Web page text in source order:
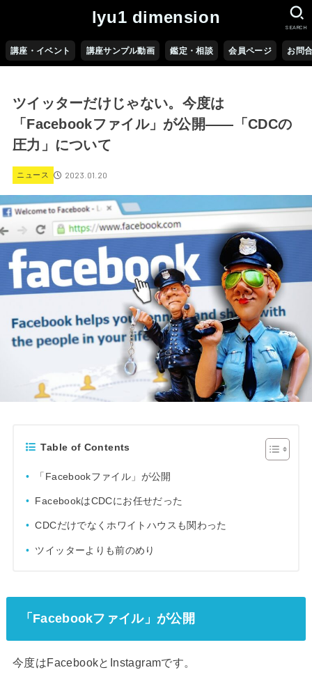
lyu1 dimension
講座・イベント 講座サンプル動画 鑑定・相談 会員ページ お問
SEARCH
ツイッターだけじゃない。今度は
「Facebookファイル」が公開――「CDCの
圧力」について
ニュース 2023.01.20
Table of Contents
「Facebookファイル」が公開
FacebookはCDCにお任せだった
CDCだけでなくホワイトハウスも関わった
ツイッターよりも前のめり
「Facebookファイル」が公開
今度はFacebookとInstagramです。